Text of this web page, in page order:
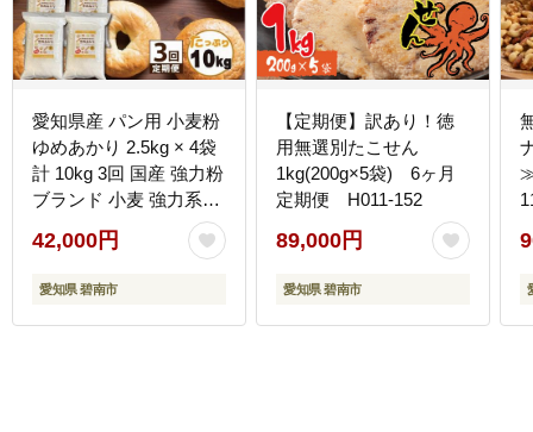
愛知県産 パン用 小麦粉
ゆめあかり 2.5kg × 4袋
計 10kg 3回 国産 強力粉
ブランド 小麦 強力系小
麦粉 ふわふわ もっちり
甘味 チャック付き パン
ホームベーカリー ベー
愛知県 碧南市 送料無料
42,000円
愛知県 碧南市
【定期便】訳あり！徳
用無選別たこせん
1kg(200g×5袋) 6ヶ月
定期便 H011-152
89,000円
愛知県 碧南市